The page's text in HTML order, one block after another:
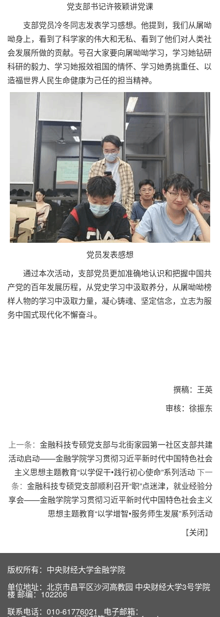
党支部书记许筱颖讲党课
支部党员冷冬同志发表学习感想。他提到，我们从屠呦
呦身上，看到了科学家的伟大和无私、看到了他们对人类社
会发展所做的贡献。号召大家要向屠呦呦学习，学习她钻研
科研的毅力、学习她报效祖国的情怀、学习她勇挑重任、以
造福世界人民生命健康为己任的担当精神。
党员发表感想
通过本次活动，支部党员更加准确地认识和把握中国共
产党的百年发展历程，从党史学习中汲取养分，从屠呦呦榜
样人物的学习中汲取力量，凝心铸魂、坚定信念，立志为服
务中国式现代化不懈奋斗。
撰稿：王英
审核：徐振东
上一条： 金融科技专硕党支部与北街家园第一社区支部共建
活动启动——金融学院学习贯彻习近平新时代中国特色社会
主义思想主题教育“以学促干•践行初心使命”系列活动 下一
条： 金融科技专硕党支部顺利召开“职”点迷津，就业经验分
享会——金融学院学习贯彻习近平新时代中国特色社会主义
思想主题教育“以学增智•服务师生发展”系列活动
【关闭】
版权所有：中央财经大学金融学院
单位地址：北京市昌平区沙河高教园 中央财经大学3号学院
楼 邮编：102206
联系电话：010-61776021 电子邮箱：